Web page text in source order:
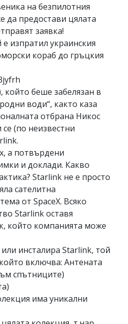
на безпилотния
да предостави цялата
заявка!
изпратил украинския
кораб до гръцкия
който беше забелязан в
води“, както каза
отбрана Никос
(по неизвестни
а потвърдени
и доклади. Какво
Starlink не е просто
сателитна
от SpaceX. Всяко
Starlink оставя
който компанията може
инсталира Starlink, той
включва: Антената
спътниците)
има уникални